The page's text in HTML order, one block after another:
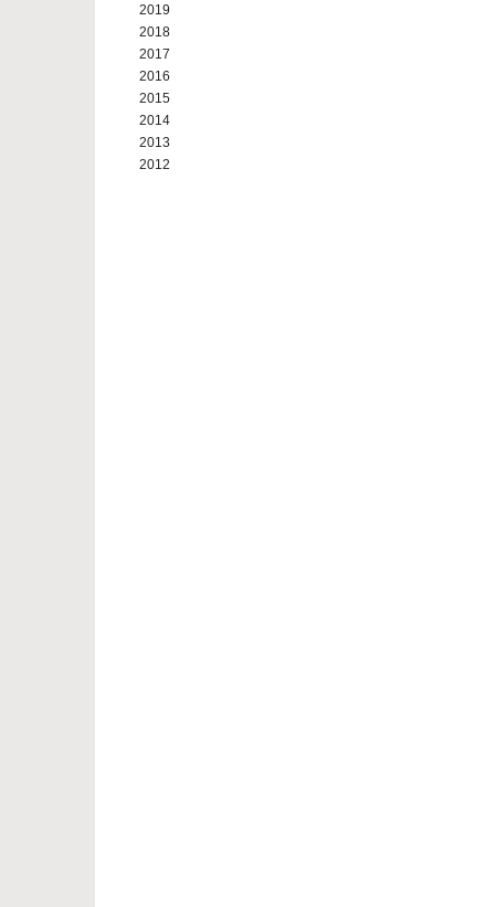
2019
2018
2017
2016
2015
2014
2013
2012